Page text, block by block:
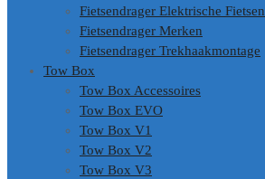
Fietsendrager Elektrische Fietsen
Fietsendrager Merken
Fietsendrager Trekhaakmontage
Tow Box
Tow Box Accessoires
Tow Box EVO
Tow Box V1
Tow Box V2
Tow Box V3